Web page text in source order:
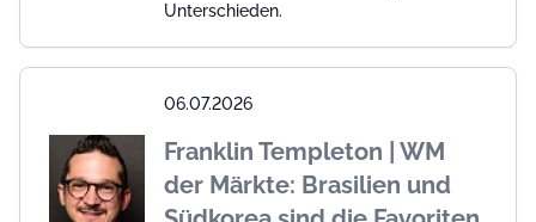
Unterschieden.
06.07.2026
Franklin Templeton | WM
der Märkte: Brasilien und